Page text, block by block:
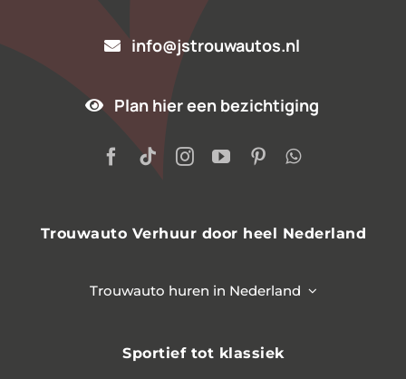
info@jstrouwautos.nl
Plan hier een bezichtiging
Trouwauto Verhuur door heel Nederland
Trouwauto huren in Nederland
Sportief tot klassiek